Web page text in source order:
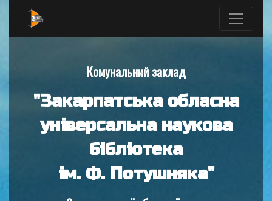
Комунальний заклад
"Закарпатська обласна
універсальна наукова
бібліотека
ім. Ф. Потушняка"